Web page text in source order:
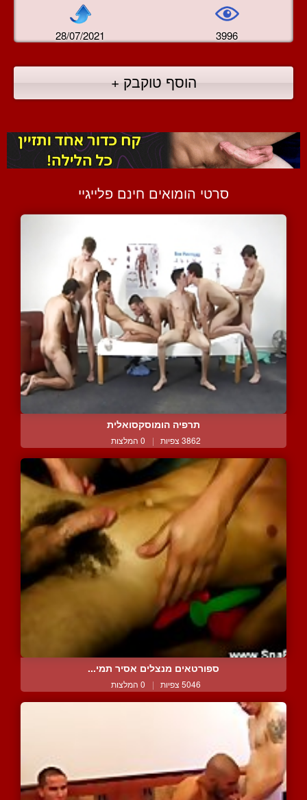
28/07/2021 3996
הוסף טוקבק +
סרטי הומואים חינם פלייגיי
תרפיה הומוסקסואלית
3862 צפיות | 0 המלצות
ספורטאים מנצלים אסיר תמי...
5046 צפיות | 0 המלצות